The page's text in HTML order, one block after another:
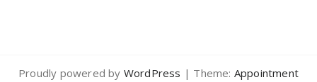
Proudly powered by WordPress | Theme: Appointment